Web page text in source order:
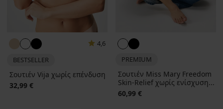
4,6
BESTSELLER
Σουτιέν Vija χωρίς επένδυση
32,99 €
PREMIUM
Σουτιέν Miss Mary Freedom
Skin-Relief χωρίς ενίσχυση...
60,99 €